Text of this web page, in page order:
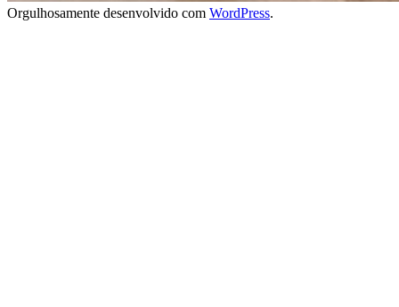
Orgulhosamente desenvolvido com WordPress.